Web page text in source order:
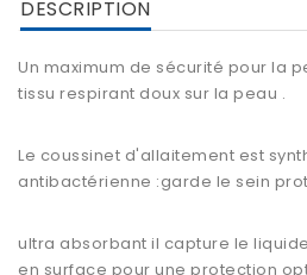
DESCRIPTION
Un maximum de sécurité pour la
tissu respirant doux sur la peau .
Le coussinet d'allaitement est
antibactérienne :garde le sein
ultra absorbant il capture le
en surface pour une protection